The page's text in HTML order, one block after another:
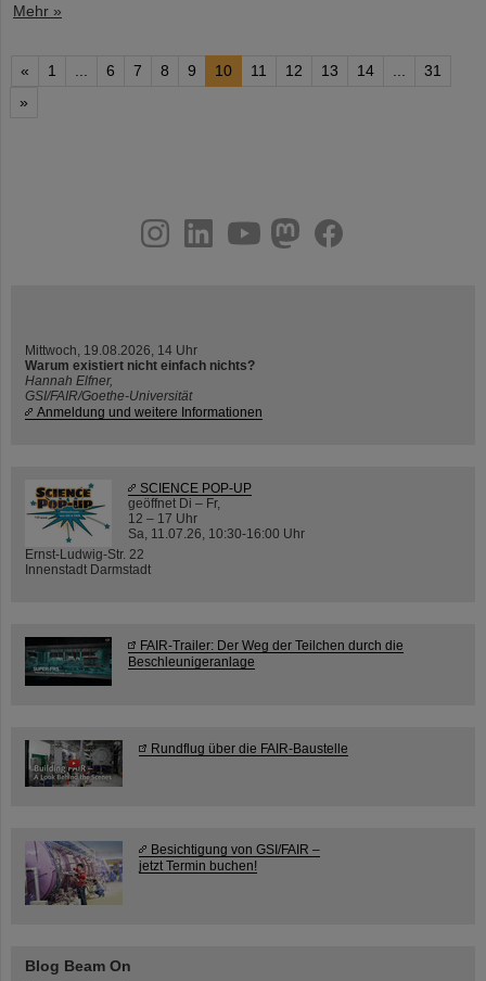
Mehr »
« 1 6 7 8 9 10 11 12 13 14
31
»
youtube
helmholtz.social
facebook
Mittwoch, 19.08.2026, 14 Uhr
Warum existiert nicht einfach nichts?
Hannah Elfner,
GSI/FAIR/Goethe-Universität
Anmeldung und weitere Informationen
SCIENCE POP-UP
geöffnet Di – Fr,
12 – 17 Uhr
Sa, 11.07.26, 10:30-16:00 Uhr
Ernst-Ludwig-Str. 22
Innenstadt Darmstadt
FAIR-Trailer: Der Weg der Teilchen durch die
Beschleunigeranlage
Rundflug über die FAIR-Baustelle
Besichtigung von GSI/FAIR –
jetzt Termin buchen!
Blog Beam On